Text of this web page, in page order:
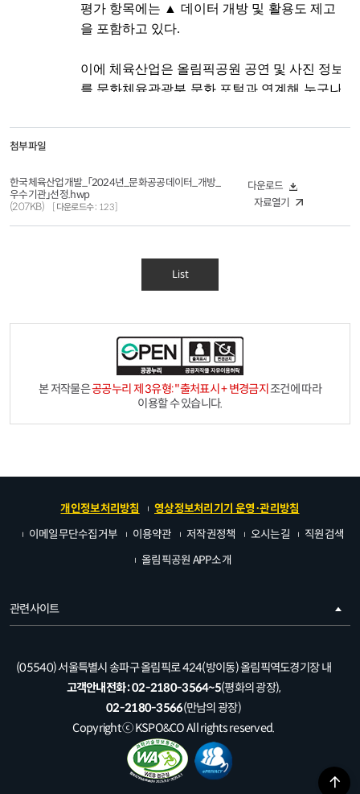
첨부파일
한국체육산업개발_「2024년_문화공공데이터_개방_
우수기관」선정.hwp
(207KB)
다운로드수 123
다운로드
자료열기
List
본 저작물은공공누리 제 3유형: "출처표시 + 변경금지조건에 따라
이용할 수 있습니다.
개인정보처리방침
영상정보처리기기 운영·관리방침
이메일무단수집거부
이용약관 저작권정책 오시는길
직원검색
올림픽공원 APP소개
관련사이트
(05540) 서울특별시 송파구 올림픽로 424(방이동) 올림픽역도경기장 내
고객안내전화 :02-2180-3564~5(평화의 광장),
02-2180-3566(만남의 광장)
Copyright ⓒ KSPO&CO All rights reserved.